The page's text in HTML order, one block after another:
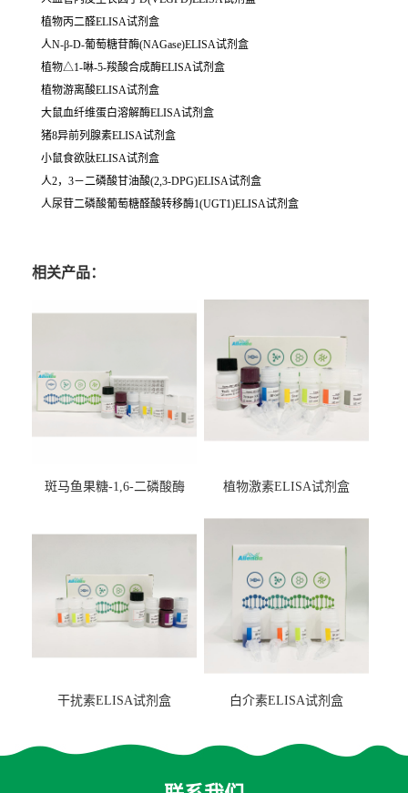
植物丙二醛ELISA试剂盒
人N-β-D-葡萄糖苷酶(NAGase)ELISA试剂盒
植物△1-啉-5-羧酸合成酶ELISA试剂盒
植物游离酸ELISA试剂盒
大鼠血纤维蛋白溶解酶ELISA试剂盒
猪8异前列腺素ELISA试剂盒
小鼠食欲肽ELISA试剂盒
人2，3－二磷酸甘油酸(2,3-DPG)ELISA试剂盒
人尿苷二磷酸葡萄糖醛酸转移酶1(UGT1)ELISA试剂盒
相关产品：
斑马鱼果糖-1,6-二磷酸酶
盒
植物激素ELISA试剂盒
干扰素ELISA试剂盒 白介素ELISA试剂盒